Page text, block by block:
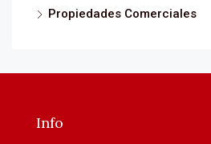
Propiedades Comerciales
Info